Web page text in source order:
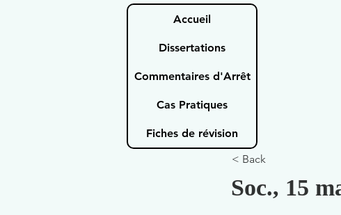
Accueil
Dissertations
Commentaires d'Arrêt
Cas Pratiques
Fiches de révision
< Back
Soc., 15